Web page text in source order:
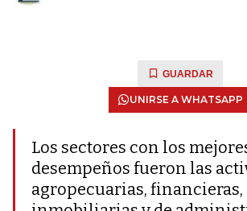
GUARDAR
UNIRSE A WHATSAPP
Los sectores con los
desempeños fueron las
agropecuarias, financieras,